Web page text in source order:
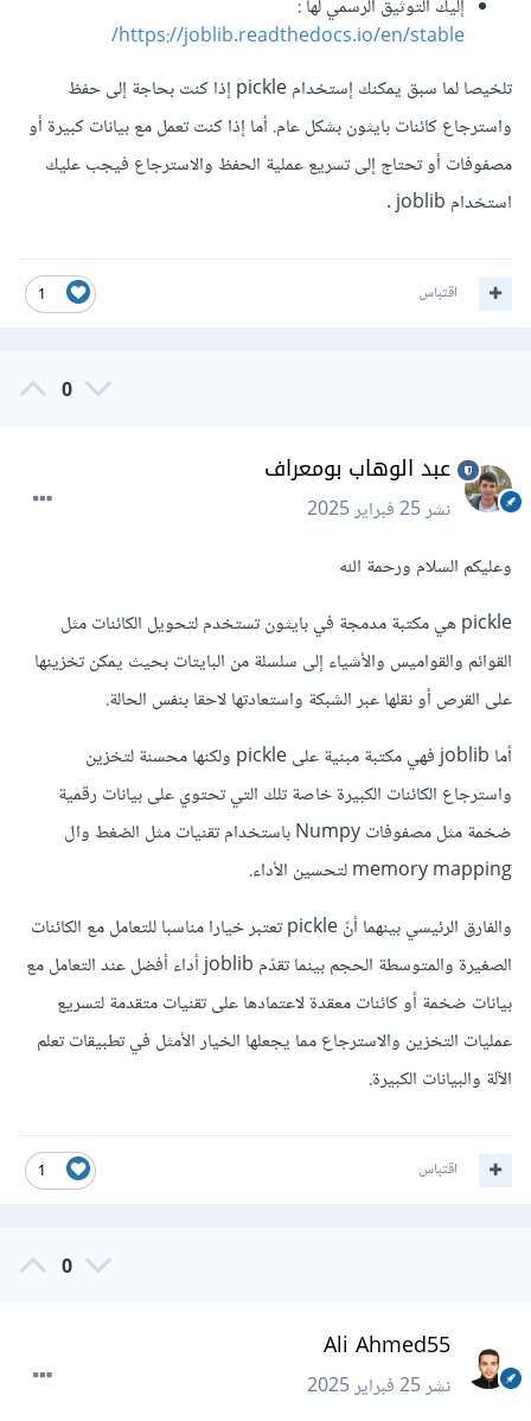
إليك التوثيق الرسمي لها
https://joblib.readthedocs.io/en/stable/
تلخيصا لما سبق يمكنك إستخدام pickle إذا كنت بحاجة إلى حفظ
واسترجاع كائنات بايثون بشكل عام. أما إذا كنت تعمل مع بيانات كبيرة أو
مصفوفات أو تحتاج إلى تسريع عملية الحفظ والاسترجاع فيجب عليك
استخدام joblib .
1 اقتباس
0
عبد الوهاب بومعراف
نشر25 فبراير 2025
وعليكم السلام ورحمة الله
pickle هي مكتبة مدمجة في بايثون تستخدم لتحويل الكائنات مثل
القوائم والقواميس والأشياء إلى سلسلة من البايتات بحيث يمكن تخزينها
على القرص أو نقلها عبر الشبكة واستعادتها لاحقا بنفس الحالة.
أما joblib فهي مكتبة مبنية على pickle ولكنها محسنة لتخزين
واسترجاع الكائنات الكبيرة خاصة تلك التي تحتوي على بيانات رقمية
ضخمة مثل مصفوفات Numpy باستخدام تقنيات مثل الضغط وال
memory mapping لتحسين الأداء.
والفارق الرئيسي بينهما أنّ pickle تعتبر خيارا مناسبا للتعامل مع الكائنات
الصغيرة والمتوسطة الحجم بينما تقدّم joblib أداء أفضل عند التعامل مع
بيانات ضخمة أو كائنات معقدة لاعتمادها على تقنيات متقدمة لتسريع
عمليات التخزين والاسترجاع مما يجعلها الخيار الأمثل في تطبيقات تعلم
الآلة والبيانات الكبيرة.
1 اقتباس
0
Ali Ahmed55
نشر25 فبراير 2025